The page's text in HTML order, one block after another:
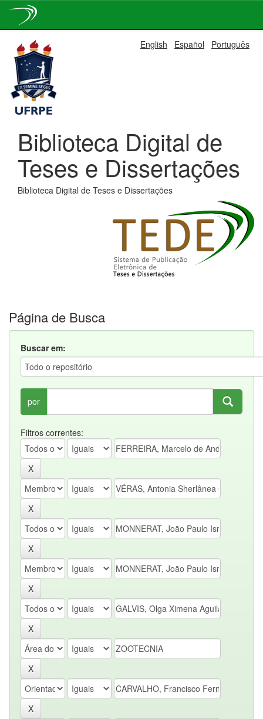
navigation
English Español Português
Biblioteca Digital de
Teses e Dissertações
Biblioteca Digital de Teses e Dissertações
Página de Busca
Buscar em:
por
Filtros correntes: